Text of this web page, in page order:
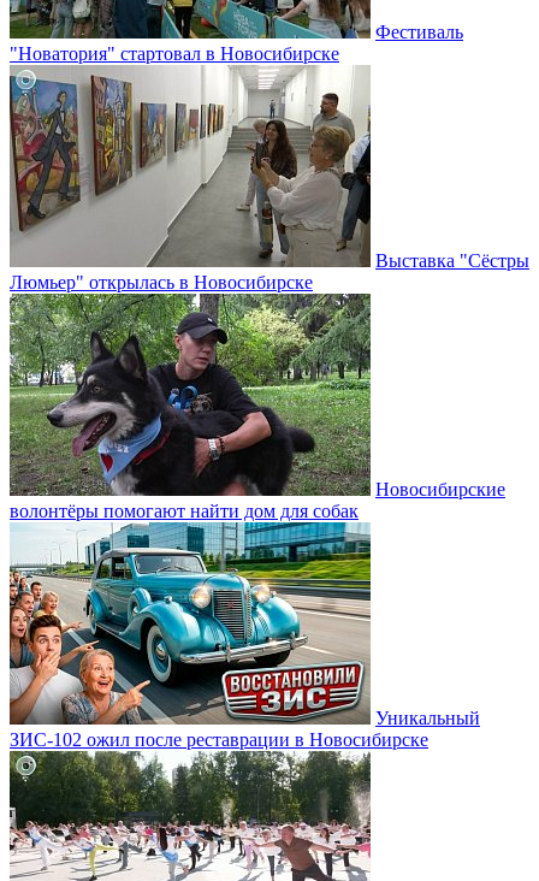
Фестиваль
"Новатория" стартовал в Новосибирске
Выставка "Сёстры
Люмьер" открылась в Новосибирске
Новосибирские
волонтёры помогают найти дом для собак
Уникальный
ЗИС-102 ожил после реставрации в Новосибирске